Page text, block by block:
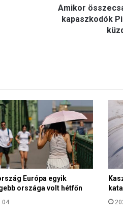
u
l
l
m
o
k
Amikor
kapaszkodók
Európa egyik
országa volt hétfőn